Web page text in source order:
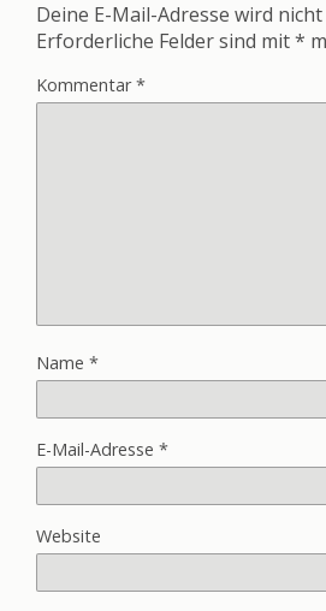
Deine E-Mail-Adresse wird
Erforderliche Felder sind mit*
Kommentar*
Name *
E-Mail-Adresse *
Website